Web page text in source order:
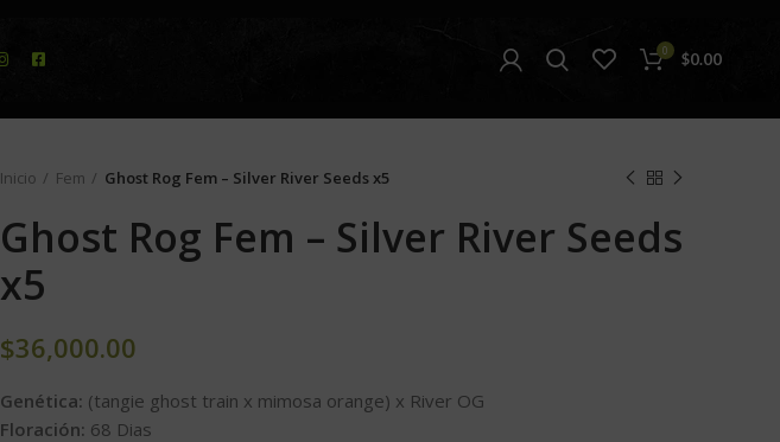
0 $0.00
Inicio Fem Ghost Rog Fem – Silver River Seeds x5
Ghost Rog Fem – Silver River Seeds
x5
$36,000.00
Genética: (tangie ghost train x mimosa orange) x River OG
Floración: 68 Dias